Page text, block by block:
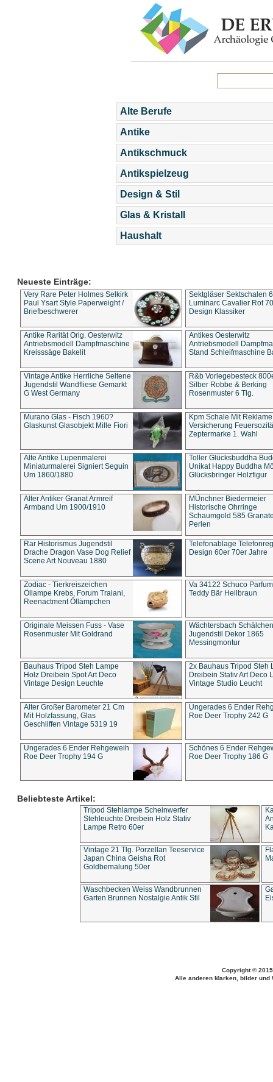
Alte Berufe
Antike
Antikschmuck
Antikspielzeug
Design & Stil
Glas & Kristall
Haushalt
Neueste Einträge:
Very Rare Peter Holmes Selkirk
Paul Ysart Style Paperweight /
Briefbeschwerer
Sektgläser Sektschalen
Luminarc Cavalier Rot
Design Klassiker
Antike Rarität Orig. Oesterwitz
Antriebsmodell Dampfmaschine
Kreisssäge Bakelit
Antikes Oesterwitz
Antriebsmodell
Stand Schleifmaschine
Vintage Antike Herrliche Seltene
Jugendstil Wandfliese Gemarkt
G West Germany
R&b Vorlegebesteck
Silber Robbe & Berking
Rosenmuster 6 Tlg.
Murano Glas - Fisch 1960?
Glaskunst Glasobjekt Mille Fiori
Kpm Schale Mit Reklame
Versicherung
Zeptermarke 1. Wahl
Alte Antike Lupenmalerei
Miniaturmalerei Signiert Seguin
Um 1860/1880
Toller Glücksbuddha
Unikat Happy Buddha
Glücksbringer Holzfigur
Alter Antiker Granat Armreif
Armband Um 1900/1910
MÜnchner Biedermeier
Historische Ohrringe
Schaumgold 585
Perlen
Rar Historismus Jugendstil
Drache Dragon Vase Dog Relief
Scene Art Nouveau 1880
Telefonablage
Design 60er 70er Jahre
Zodiac - Tierkreiszeichen
Öllampe Krebs, Forum Traiani,
Reenactment Öllämpchen
Va 34122 Schuco
Teddy Bär Hellbraun
Originale Meissen Fuss - Vase
Rosenmuster Mit Goldrand
Wächtersbach Schälchen
Jugendstil Dekor 1865
Messingmontur
Bauhaus Tripod Steh Lampe
Holz Dreibein Spot Art Deco
Vintage Design Leuchte
2x Bauhaus Tripod Steh
Dreibein Stativ Art Deco
Vintage Studio Leucht
Alter Großer Barometer 21 Cm
Mit Holzfassung, Glas
Geschliffen Vintage 5319 19
Ungerades 6 Ender
Roe Deer Trophy 242 G
Ungerades 6 Ender Rehgeweih
Roe Deer Trophy 194 G
Schönes 6 Ender
Roe Deer Trophy 186 G
Beliebteste Artikel:
Tripod Stehlampe Scheinwerfer
Stehleuchte Dreibein Holz Stativ
Lampe Retro 60er
Vintage 21 Tlg. Porzellan Teeservice
Japan China Geisha Rot
Goldbemalung 50er
Waschbecken Weiss Wandbrunnen
Garten Brunnen Nostalgie Antik Stil
Copyright ©
Alle anderen Marken, bilder und